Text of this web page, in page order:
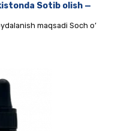
Sotib olish —
maqsadi Soch o’